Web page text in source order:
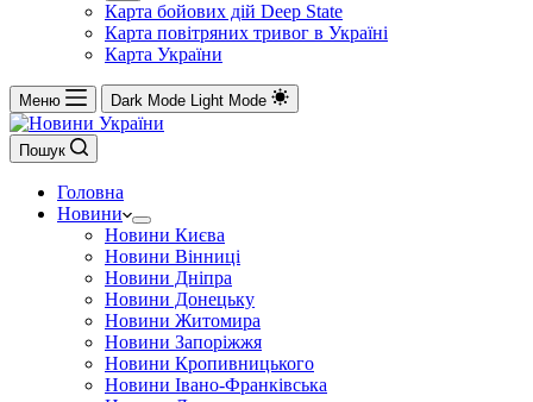
Карта бойових дій Deep State
Карта повітряних тривог в Україні
Карта України
Меню Dark Mode Light Mode
Пошук
Головна
Новини
Новини Києва
Новини Вінниці
Новини Дніпра
Новини Донецьку
Новини Житомира
Новини Запоріжжя
Новини Кропивницького
Новини Івано-Франківська